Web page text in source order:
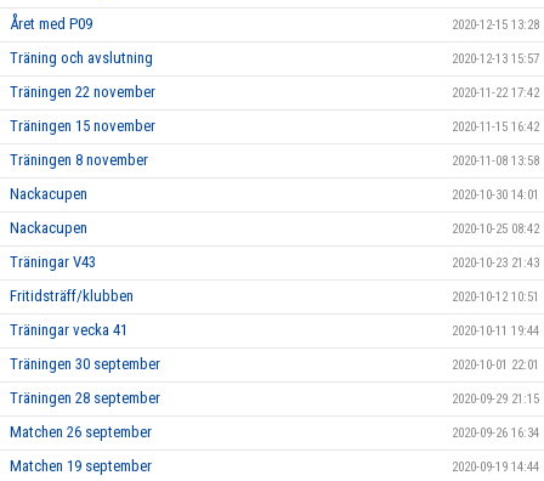
Året med P09 2020-12-15 13:28
Träning och avslutning 2020-12-13 15:57
Träningen 22 november 2020-11-22 17:42
Träningen 15 november 2020-11-15 16:42
Träningen 8 november 2020-11-08 13:58
Nackacupen 2020-10-30 14:01
Nackacupen 2020-10-25 08:42
Träningar V43 2020-10-23 21:43
Fritidsträff/klubben 2020-10-12 10:51
Träningar vecka 41 2020-10-11 19:44
Träningen 30 september 2020-10-01 22:01
Träningen 28 september 2020-09-29 21:15
Matchen 26 september 2020-09-26 16:34
Matchen 19 september 2020-09-19 14:44